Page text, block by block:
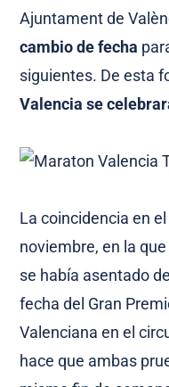
Ajuntament de
cambio de fecha
siguientes. De esta
Valencia se
La coincidencia en
noviembre, en la
se había asentado
fecha del Gran
Valenciana en el
hace que ambas